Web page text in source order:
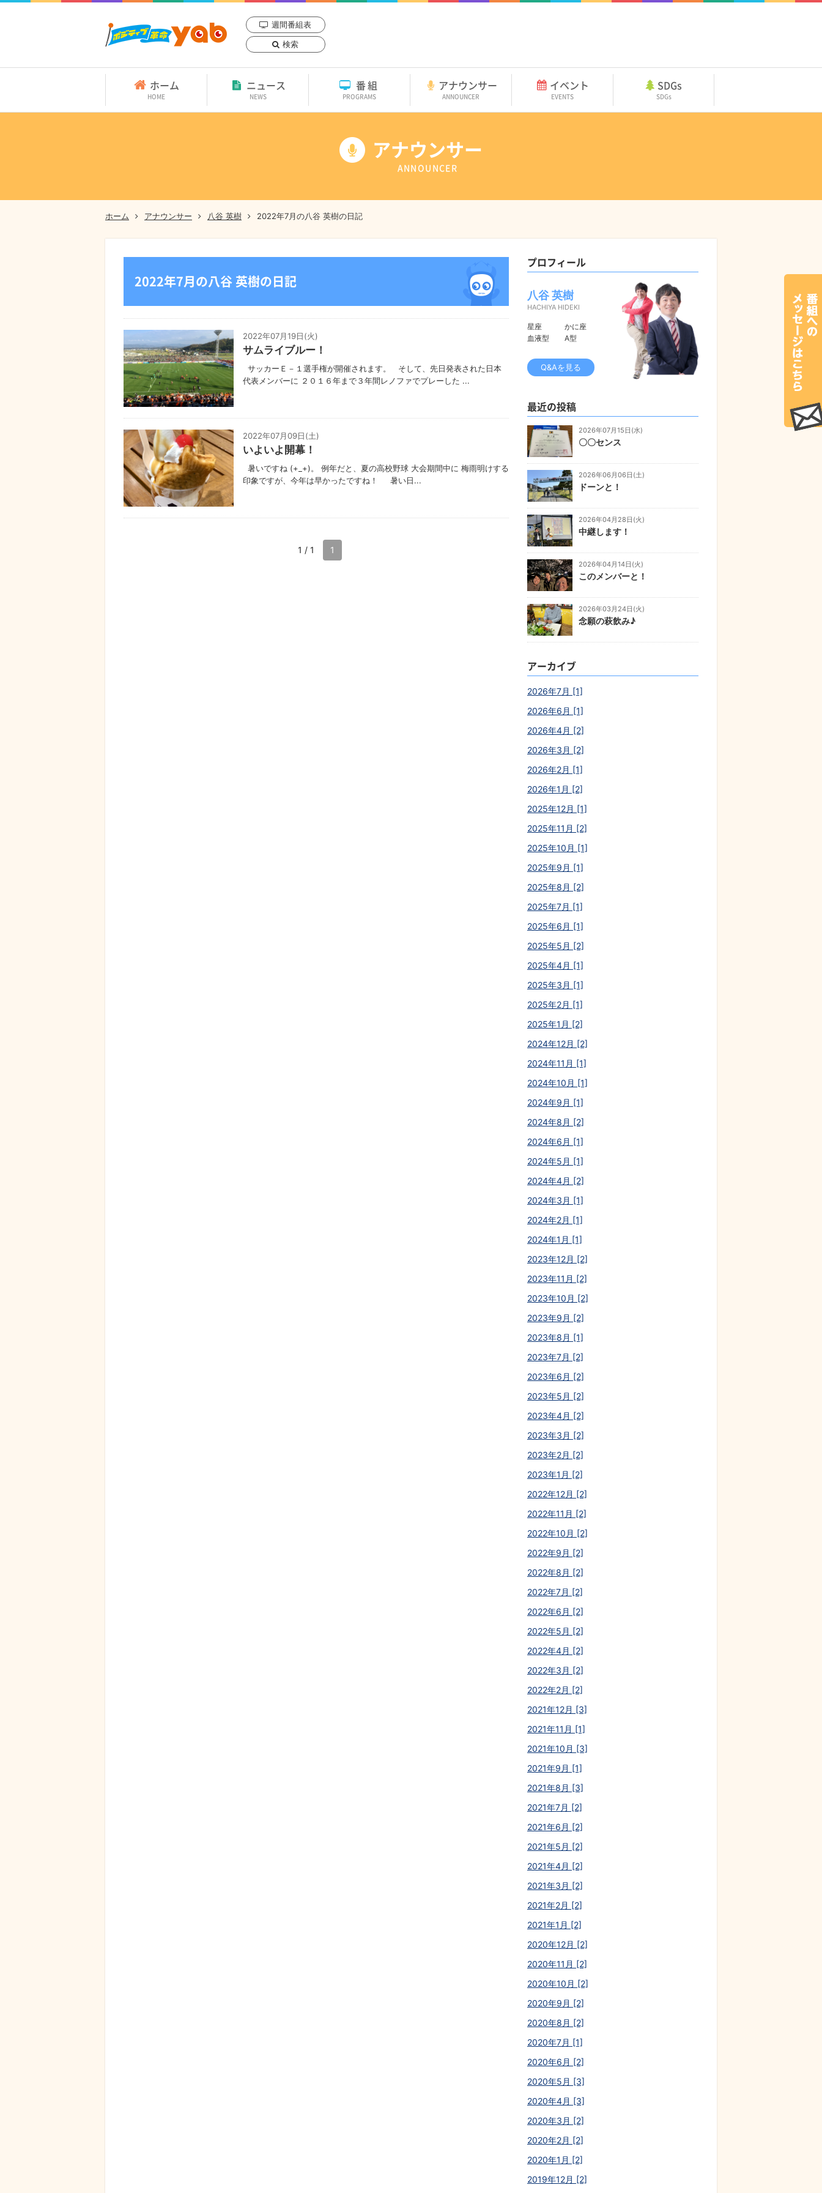
週間番組表
検索
ホーム
HOME
ニュース
NEWS
番組
PROGRAMS
アナウンサー
ANNOUNCER
イベント
EVENTS
SDGs
SDGs
アナウンサー
ANNOUNCER
ホーム アナウンサー 八谷 英樹 2022年7月の八谷 英樹の日記
2022年7月の八谷 英樹の日記
2022年07月19日(火)
サムライブルー！
サッカーＥ－１選手権が開催されます。 そして、先日発表された日本
代表メンバーに ２０１６年まで３年間レノファでプレーした ...
2022年07月09日(土)
いよいよ開幕！
暑いですね (+_+)。 例年だと、夏の高校野球 大会期間中に 梅雨明けする
印象ですが、今年は早かったですね！ 暑い日...
1 / 1 1
プロフィール
八谷 英樹
HACHIYA HIDEKI
星座
かに座
血液型
A型
Q&Aを見る
最近の投稿
2026年07月15日(水)
〇〇センス
2026年06月06日(土)
ドーンと！
2026年04月28日(火)
中継します！
2026年04月14日(火)
このメンバーと！
2026年03月24日(火)
念願の萩飲み♪
アーカイブ
2026年7月 [1]
2026年6月 [1]
2026年4月 [2]
2026年3月 [2]
2026年2月 [1]
2026年1月 [2]
2025年12月 [1]
2025年11月 [2]
2025年10月 [1]
2025年9月 [1]
2025年8月 [2]
2025年7月 [1]
2025年6月 [1]
2025年5月 [2]
2025年4月 [1]
2025年3月 [1]
2025年2月 [1]
2025年1月 [2]
2024年12月 [2]
2024年11月 [1]
2024年10月 [1]
2024年9月 [1]
2024年8月 [2]
2024年6月 [1]
2024年5月 [1]
2024年4月 [2]
2024年3月 [1]
2024年2月 [1]
2024年1月 [1]
2023年12月 [2]
2023年11月 [2]
2023年10月 [2]
2023年9月 [2]
2023年8月 [1]
2023年7月 [2]
2023年6月 [2]
2023年5月 [2]
2023年4月 [2]
2023年3月 [2]
2023年2月 [2]
2023年1月 [2]
2022年12月 [2]
2022年11月 [2]
2022年10月 [2]
2022年9月 [2]
2022年8月 [2]
2022年7月 [2]
2022年6月 [2]
2022年5月 [2]
2022年4月 [2]
2022年3月 [2]
2022年2月 [2]
2021年12月 [3]
2021年11月 [1]
2021年10月 [3]
2021年9月 [1]
2021年8月 [3]
2021年7月 [2]
2021年6月 [2]
2021年5月 [2]
2021年4月 [2]
2021年3月 [2]
2021年2月 [2]
2021年1月 [2]
2020年12月 [2]
2020年11月 [2]
2020年10月 [2]
2020年9月 [2]
2020年8月 [2]
2020年7月 [1]
2020年6月 [2]
2020年5月 [3]
2020年4月 [3]
2020年3月 [2]
2020年2月 [2]
2020年1月 [2]
2019年12月 [2]